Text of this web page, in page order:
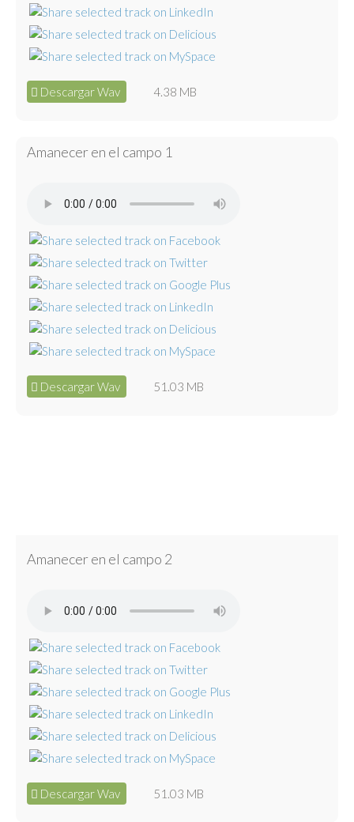
Descargar Wav 4.38 MB
Amanecer en el campo 1
Descargar Wav 51.03 MB
Amanecer en el campo 2
Descargar Wav 51.03 MB